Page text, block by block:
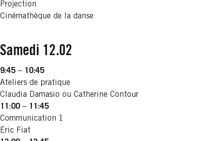
Projection
Cinémathèque de la danse
Samedi 12.02
9:45 – 10:45
Ateliers de pratique
Claudia Damasio ou Catherine Contour
11:00 – 11:45
Communication 1
Eric Fiat